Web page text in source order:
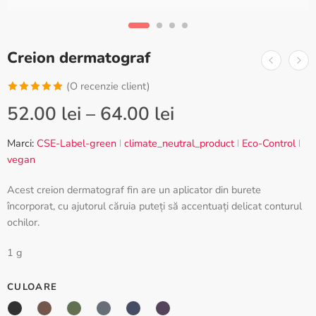
Creion dermatograf
Evaluat la
5.00din 5
pe baza
unei singure
evaluări
(O recenzie client)
52.00 lei – 64.00 lei
Marci: CSE-Label-green climate_neutral_product Eco-Control
vegan
Acest creion dermatograf fin are un aplicator din burete
încorporat, cu ajutorul căruia puteți să accentuați delicat conturul
ochilor.
1 g
CULOARE